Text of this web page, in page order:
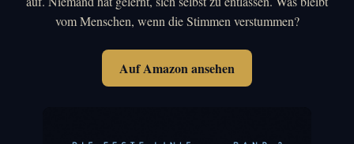
vom Menschen, wenn die Stimmen verstummen?
Auf Amazon ansehen